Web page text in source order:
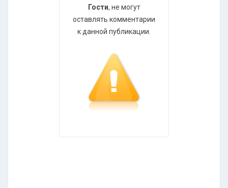
Гости, не могут
оставлять комментарии
к данной публикации.